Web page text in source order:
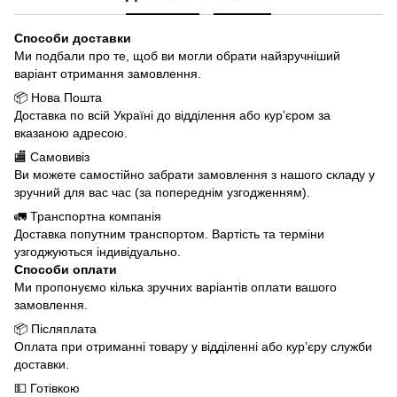
Способи доставки
Ми подбали про те, щоб ви могли обрати найзручніший
варіант отримання замовлення.
📦 Нова Пошта
Доставка по всій Україні до відділення або кур’єром за
вказаною адресою.
🏬 Самовивіз
Ви можете самостійно забрати замовлення з нашого складу у
зручний для вас час (за попереднім узгодженням).
🚛 Транспортна компанія
Доставка попутним транспортом. Вартість та терміни
узгоджуються індивідуально.
Способи оплати
Ми пропонуємо кілька зручних варіантів оплати вашого
замовлення.
📦 Післяплата
Оплата при отриманні товару у відділенні або кур’єру служби
доставки.
💵 Готівкою